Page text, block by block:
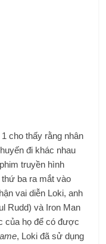
cho thấy rằng nhân
đi khác nhau
truyền hình
ba ra mắt vào
vai diễn Loki, anh
Rudd) và Iron Man
của họ để có được
, Loki đã sử dụng